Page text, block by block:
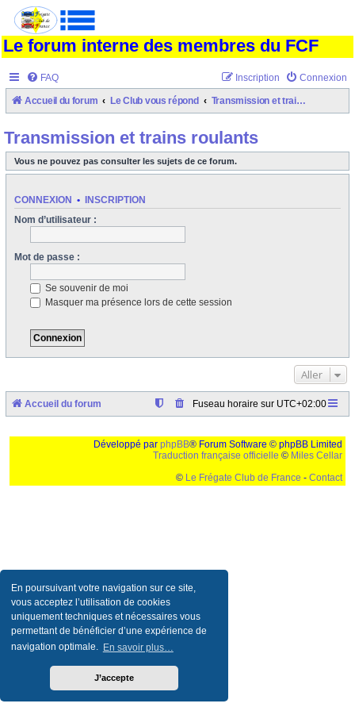
En poursuivant votre navigation sur ce site,
vous acceptez l’utilisation de cookies
uniquement techniques et nécessaires vous
permettant de bénéficier d’une expérience de
navigation optimale. En savoir plus…
J’accepte
Le forum interne des membres du FCF
FAQ Connexion
Inscription
Accueil du forum Le Club vous répond Transmission et trains roulants
Transmission et trains roulants
Vous ne pouvez pas consulter les sujets de ce forum.
CONNEXION • INSCRIPTION
Nom d’utilisateur :
Mot de passe :
Se souvenir de moi
Masquer ma présence lors de cette session
Aller
Accueil du forum Fuseau horaire sur UTC+02:00
Développé par phpBB® Forum Software © phpBB Limited
Traduction française officielle © Miles Cellar
© Le Frégate Club de France - Contact